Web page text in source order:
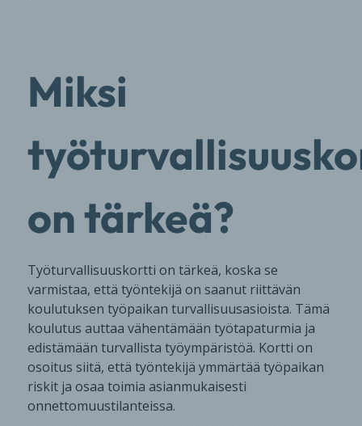
Miksi
on tärkeä?
Työturvallisuuskortti on tärkeä, koska se
varmistaa, että työntekijä on saanut riittävän
koulutuksen työpaikan turvallisuusasioista. Tämä
koulutus auttaa vähentämään työtapaturmia ja
edistämään turvallista työympäristöä. Kortti on
osoitus siitä, että työntekijä ymmärtää työpaikan
riskit ja osaa toimia asianmukaisesti
onnettomuustilanteissa.